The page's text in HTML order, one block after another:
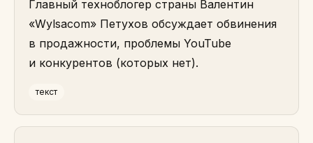
Главный техноблогер страны Валентин
«Wylsacom» Петухов обсуждает обвинения
в продажности, проблемы YouTube
и конкурентов (которых нет).
текст